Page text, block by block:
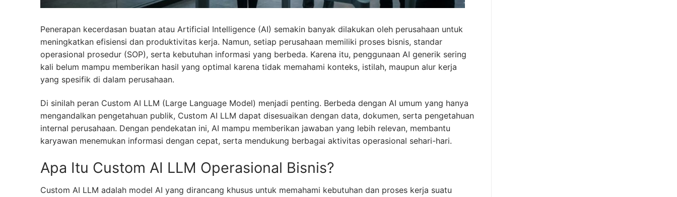
Penerapan kecerdasan buatan atau Artificial Intelligence (AI) semakin banyak dilakukan oleh perusahaan untuk
meningkatkan efisiensi dan produktivitas kerja. Namun, setiap perusahaan memiliki proses bisnis, standar
operasional prosedur (SOP), serta kebutuhan informasi yang berbeda. Karena itu, penggunaan AI generik sering
kali belum mampu memberikan hasil yang optimal karena tidak memahami konteks, istilah, maupun alur kerja
yang spesifik di dalam perusahaan.
Di sinilah peran Custom AI LLM (Large Language Model) menjadi penting. Berbeda dengan AI umum yang hanya
mengandalkan pengetahuan publik, Custom AI LLM dapat disesuaikan dengan data, dokumen, serta pengetahuan
internal perusahaan. Dengan pendekatan ini, AI mampu memberikan jawaban yang lebih relevan, membantu
karyawan menemukan informasi dengan cepat, serta mendukung berbagai aktivitas operasional sehari-hari.
Apa Itu Custom AI LLM Operasional Bisnis?
Custom AI LLM adalah model AI yang dirancang khusus untuk memahami kebutuhan dan proses kerja suatu